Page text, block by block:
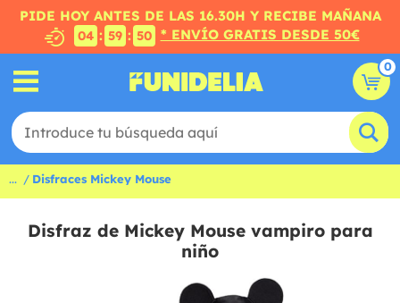
PIDE HOY ANTES DE LAS 16.30H Y RECIBE MAÑANA
04 : 59 : 50 * ENVÍO GRATIS DESDE 50€
0
... Disfraces Mickey Mouse
Disfraz de Mickey Mouse vampiro para
niño